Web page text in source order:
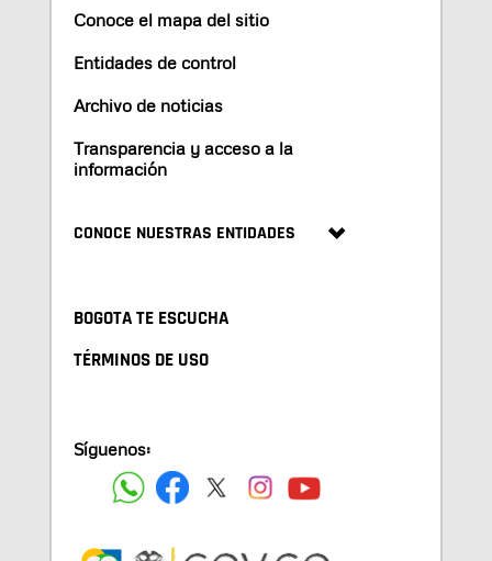
Conoce el mapa del sitio
Entidades de control
Archivo de noticias
Transparencia y acceso a la
información
CONOCE NUESTRAS ENTIDADES
BOGOTA TE ESCUCHA
TÉRMINOS DE USO
Síguenos: